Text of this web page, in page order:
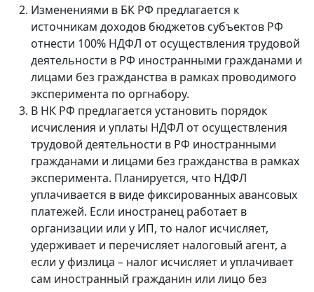
Изменениями в БК РФ предлагается к
источникам доходов бюджетов субъектов РФ
отнести 100% НДФЛ от осуществления трудовой
деятельности в РФ иностранными гражданами и
лицами без гражданства в рамках проводимого
эксперимента по оргнабору.
В НК РФ предлагается установить порядок
исчисления и уплаты НДФЛ от осуществления
трудовой деятельности в РФ иностранными
гражданами и лицами без гражданства в рамках
эксперимента. Планируется, что НДФЛ
уплачивается в виде фиксированных авансовых
платежей. Если иностранец работает в
организации или у ИП, то налог исчисляет,
удерживает и перечисляет налоговый агент, а
если у физлица – налог исчисляет и уплачивает
сам иностранный гражданин или лицо без